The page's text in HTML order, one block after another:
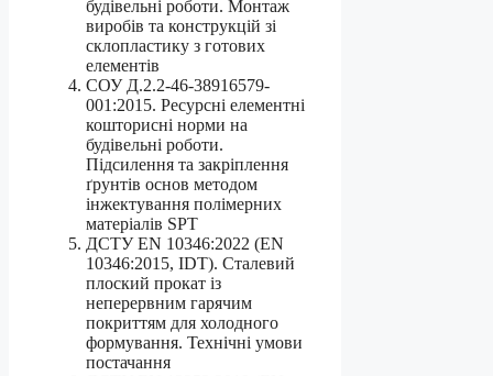
будівельні роботи. Монтаж
виробів та конструкцій зі
склопластику з готових
елементів
СОУ Д.2.2-46-38916579-
001:2015. Ресурсні елементні
кошторисні норми на
будівельні роботи.
Підсилення та закріплення
ґрунтів основ методом
інжектування полімерних
матеріалів SPT
ДСТУ EN 10346:2022 (EN
10346:2015, IDT). Сталевий
плоский прокат із
неперервним гарячим
покриттям для холодного
формування. Технічні умови
постачання